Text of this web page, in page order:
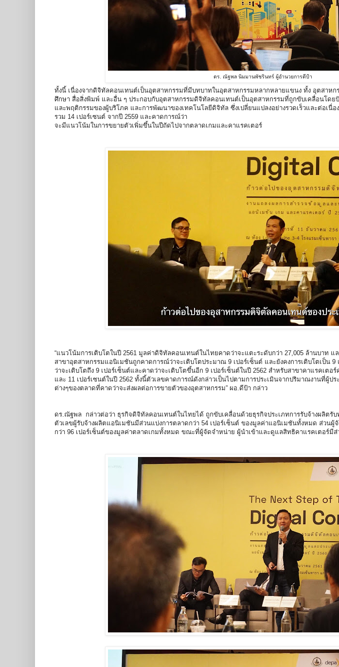
ดร. ณัฐพล นิมมานพัชรินทร์ ผู้อำนวยการดีป้า
ทั้งนี้ เนื่องจากดิจิทัลคอนเทนต์เป็นอุตสาหกรรมที่มีบทบาทในอุตสาหกรรมหลากหลายแขนง ทั้ง อุตสาห
ศึกษา สื่อสิ่งพิมพ์ และอื่น ๆ ประกอบกับอุตสาหกรรมดิจิทัลคอนเทนต์เป็นอุตสาหกรรมที่ถูกขับเคลื่อนโดย
และพฤติกรรมของผู้บริโภค และการพัฒนาของเทคโนโลยีดิจิทัล ซึ่งเปลี่ยนแปลงอย่างรวดเร็วและต่อเนื่อ
รวม 14 เปอร์เซนต์ จากปี 2559 และคาดการณ์ว่า
จะมีแนวโน้มในการขยายตัวเพิ่มขึ้นในปีถัดไปจากตลาดเกมและคาแรคเตอร์
“แนวโน้มการเติบโตในปี 2561 มูลค่าดิจิทัลคอนเทนต์ในไทยคาดว่าจะแตะระดับกว่า 27,005 ล้านบาท แ
สาขาอุตสาหกรรมแอนิเมชันถูกคาดการณ์ว่าจะเติบโตประมาณ 9 เปอร์เซ็นต์ และยังคงการเติบโตเป็น
ว่าจะเติบโตถึง 9 เปอร์เซ็นต์และคาดว่าจะเติบโตขึ้นอีก 9 เปอร์เซ็นต์ในปี 2562 สำหรับสาขาคาแรคเตอ
และ 11 เปอร์เซนต์ในปี 2562 ทั้งนี้ตัวเลขคาดการณ์ดังกล่าวเป็นไปตามการประเมินจากปริมาณงานที่ผู้ป
ต่างๆของตลาดที่คาดว่าจะส่งผลต่อการขายตัวของอุตสาหกรรม” ผอ.ดีป้า กล่าว
ดร.ณัฐพล กล่าวต่อว่า ธุรกิจดิจิทัลคอนเทนต์ในไทยได้ ถูกขับเคลื่อนด้วยธุรกิจประเภทการรับจ้างผลิตรับ
ตัวเลขผู้รับจ้างผลิตแอนิเมชันมีส่วนแบ่งการตลาดกว่า 54 เปอร์เซ็นต์ ของมูลค่าแอนิเมชันทั้งหมด ส่วนผู้
กว่า 96 เปอร์เซ็นต์ของมูลค่าตลาดเกมทั้งหมด ขณะที่ผู้จัดจำหน่าย ผู้นำเข้าและดูแลสิทธิคาแรคเตอร์มีส่